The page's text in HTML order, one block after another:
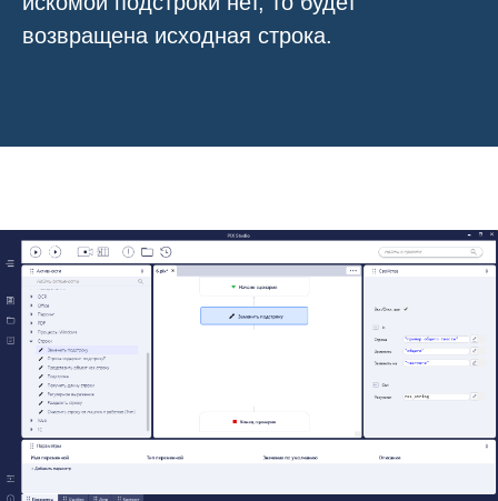
возвращена исходная строка.